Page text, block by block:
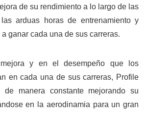
de su rendimiento a lo largo de las
arduas horas de entrenamiento y
ganar cada una de sus carreras.
y en el desempeño que los
en cada una de sus carreras, Profile
de manera constante mejorando su
en la aerodinamia para un gran